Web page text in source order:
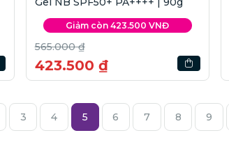
Giảm còn 423.500 VNĐ
565.000 ₫
423.500 ₫
3 4 5 6 7 8 9